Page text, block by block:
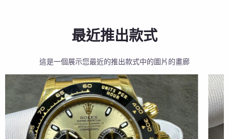
最近推出款式
這是一個展示您最近的推出款式中的圖片的畫廊